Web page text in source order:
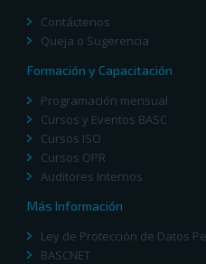
Contáctenos
Queja o Sugerencia
Formación y Capacitación
Programación mensual
Cursos y Eventos BASC
Cursos ISO
Cursos OPR
Auditores Internos
Más Información
Ley de Protección de Datos
BASCNET